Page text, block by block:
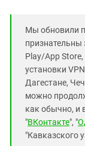
Мы обновили
признательны
Play/App
установки
Дагестане,
можно
как обычно, и
"ВКонтакте", "
"Кавказского